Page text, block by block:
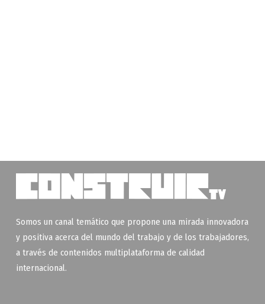
Somos un canal temático que propone una mirada innovadora
y positiva acerca del mundo del trabajo y de los trabajadores,
a través de contenidos multiplataforma de calidad
internacional.